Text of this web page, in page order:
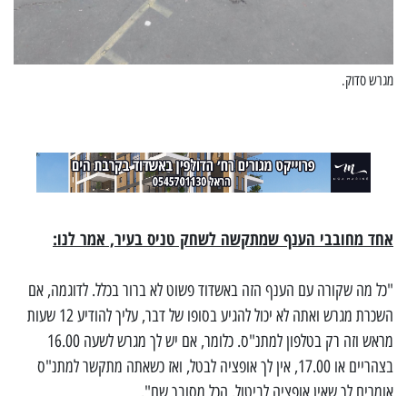
מגרש סדוק.
אחד מחובבי הענף שמתקשה לשחק טניס בעיר, אמר לנו:
"כל מה שקורה עם הענף הזה באשדוד פשוט לא ברור בכלל. לדוגמה, אם
השכרת מגרש ואתה לא יכול להגיע בסופו של דבר, עליך להודיע 12 שעות
מראש וזה רק בטלפון למתנ"ס. כלומר, אם יש לך מגרש לשעה 16.00
בצהריים או 17.00, אין לך אופציה לבטל, ואז כשאתה מתקשר למתנ"ס
אומרים לך שאין אופציה לביטול. הכל מסובך שם".